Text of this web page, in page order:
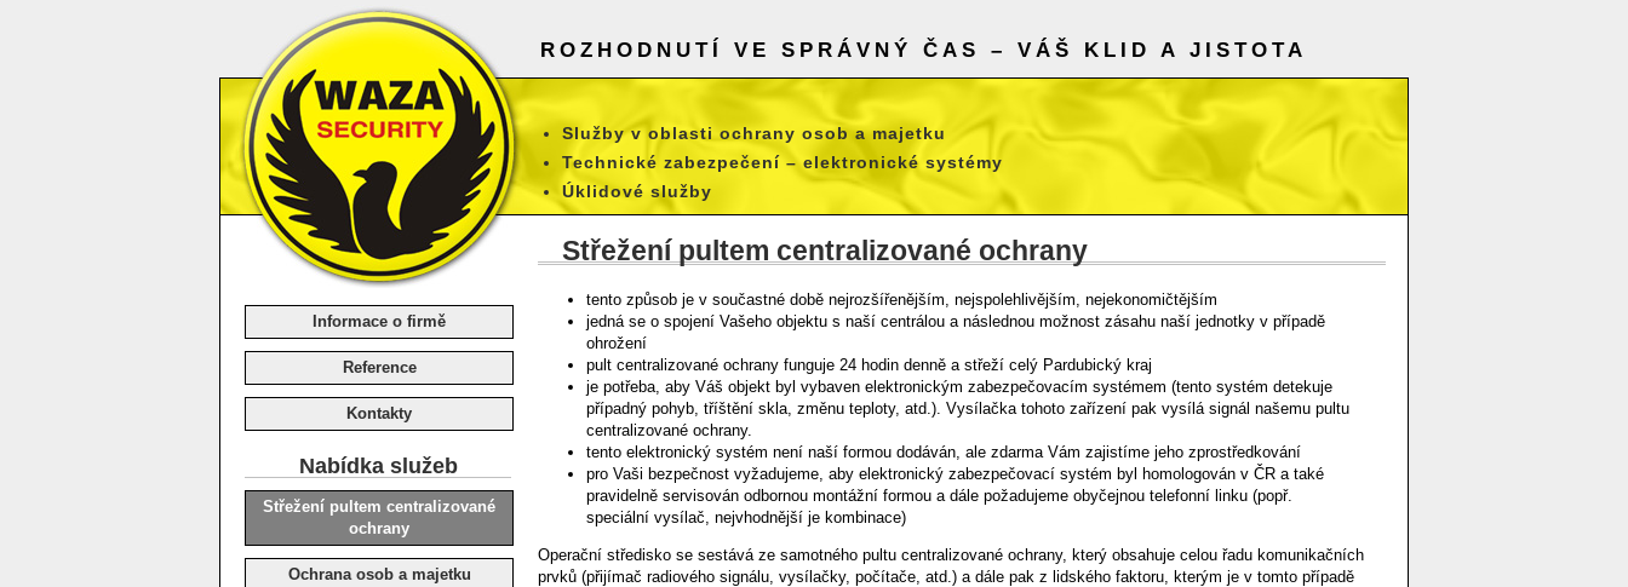
bezpečnostní agentura
ROZHODNUTÍ VE SPRÁVNÝ ČAS – VÁŠ KLID A JISTOTA
Služby v oblasti ochrany osob a majetku
Technické zabezpečení – elektronické systémy
Úklidové služby
Střežení pultem centralizované ochrany
tento způsob je v součastné době nejrozšířenějším, nejspolehlivějším, nejekonomičtějším
jedná se o spojení Vašeho objektu s naší centrálou a následnou možnost zásahu naší jednotky v případě
ohrožení
pult centralizované ochrany funguje 24 hodin denně a střeží celý Pardubický kraj
je potřeba, aby Váš objekt byl vybaven elektronickým zabezpečovacím systémem (tento systém detekuje
případný pohyb, tříštění skla, změnu teploty, atd.). Vysílačka tohoto zařízení pak vysílá signál našemu pultu
centralizované ochrany.
tento elektronický systém není naší formou dodáván, ale zdarma Vám zajistíme jeho zprostředkování
pro Vaši bezpečnost vyžadujeme, aby elektronický zabezpečovací systém byl homologován v ČR a také
pravidelně servisován odbornou montážní formou a dále požadujeme obyčejnou telefonní linku (popř.
speciální vysílač, nejvhodnější je kombinace)
Operační středisko se sestává ze samotného pultu centralizované ochrany, který obsahuje celou řadu komunikačních
prvků (přijímač radiového signálu, vysílačky, počítače, atd.) a dále pak z lidského faktoru, kterým je v tomto případě
Informace o firmě
Reference
Kontakty
Nabídka služeb
Střežení pultem centralizované
ochrany
Ochrana osob a majetku